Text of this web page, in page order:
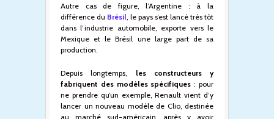
Autre cas de figure, l’Argentine : à la
différence du Brésil, le pays s’est lancé très tôt
dans l’industrie automobile, exporte vers le
Mexique et le Brésil une large part de sa
production.
Depuis longtemps, les constructeurs y
fabriquent des modèles spécifiques : pour
ne prendre qu’un exemple, Renault vient d’y
lancer un nouveau modèle de Clio, destinée
au marché sud-américain, après y avoir